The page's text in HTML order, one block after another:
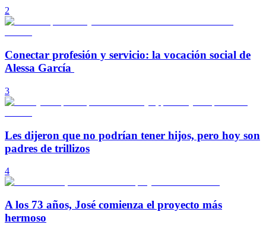
2
Conectar profesión y servicio: la vocación social de
Alessa García
3
Les dijeron que no podrían tener hijos, pero hoy son
padres de trillizos
4
A los 73 años, José comienza el proyecto más
hermoso